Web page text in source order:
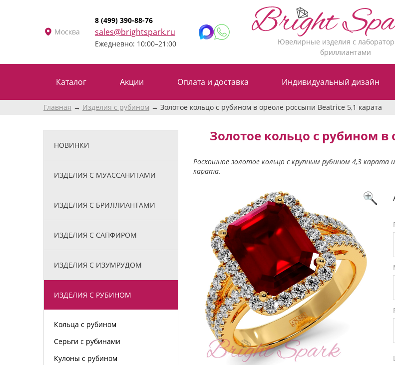
Москва
8 (499) 390-88-76
sales@brightspark.ru
Ежедневно: 10:00–21:00
Ювелирные изделия с
бриллиантами
Каталог Акции Оплата и доставка Индивидуальный дизайн
Главная Изделия с рубином Золотое кольцо с рубином в ореоле россыпи Beatrice 5,1 карата
НОВИНКИ
ИЗДЕЛИЯ С МУАССАНИТАМИ
ИЗДЕЛИЯ С БРИЛЛИАНТАМИ
ИЗДЕЛИЯ С САПФИРОМ
ИЗДЕЛИЯ С ИЗУМРУДОМ
ИЗДЕЛИЯ С РУБИНОМ
Кольца с рубином
Серьги с рубинами
Кулоны с рубином
Золотое кольцо с рубином в
Роскошное золотое кольцо с крупным рубином 4,3 карата
карата.